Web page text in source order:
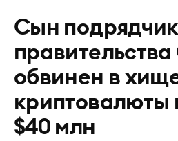
Сын
обвинен в
криптовалюты
$40 млн